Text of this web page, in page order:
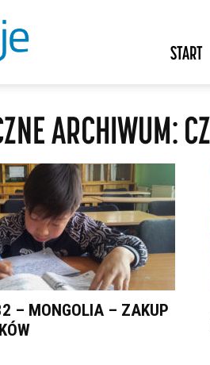
salezjanie
START
ARCHIWUM:
– MONGOLIA – ZAKUP